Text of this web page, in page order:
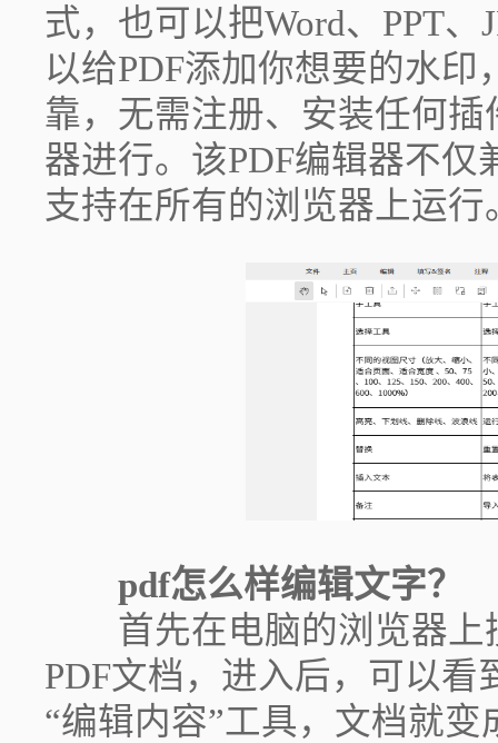
式，也可以把Word、PPT、
以给PDF添加你想要的水印
靠，无需注册、安装任何
器进行。该PDF编辑器不仅
支持在所有的浏览器上运行
pdf怎么样编辑文字？
首先在电脑的浏览器上
PDF文档，进入后，可以
“编辑内容”工具，文档就